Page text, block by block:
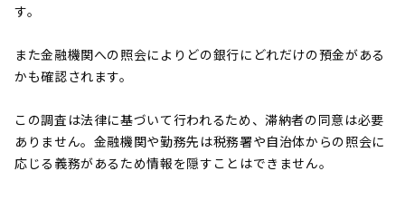
す。
また金融機関への照会によりどの銀行にどれだけの預金がある
かも確認されます。
この調査は法律に基づいて行われるため、滞納者の同意は必要
ありません。金融機関や勤務先は税務署や自治体からの照会に
応じる義務があるため情報を隠すことはできません。